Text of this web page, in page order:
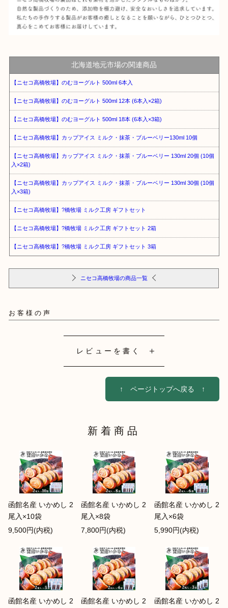
北海道地元市場の関連商品
【ニセコ高橋牧場】のむヨーグルト 500ml 6本入
【ニセコ高橋牧場】のむヨーグルト 500ml 12本 (6本入×2箱)
【ニセコ高橋牧場】のむヨーグルト 500ml 18本 (6本入×3箱)
【ニセコ高橋牧場】カップアイス ミルク・抹茶・ブルーベリー130ml 10個
【ニセコ高橋牧場】カップアイス ミルク・抹茶・ブルーベリー 130ml 20個 (10個
入×2箱)
【ニセコ高橋牧場】カップアイス ミルク・抹茶・ブルーベリー 130ml 30個 (10個
入×3箱)
【ニセコ高橋牧場】?橋牧場 ミルク工房 ギフトセット
【ニセコ高橋牧場】?橋牧場 ミルク工房 ギフトセット 2箱
【ニセコ高橋牧場】?橋牧場 ミルク工房 ギフトセット 3箱
ニセコ高橋牧場の商品一覧
お客様の声
レビューを書く
↑ ページトップへ戻る ↑
新着商品
函館名産 いかめし 2
尾入×10袋
9,500円(内税)
函館名産 いかめし 2
尾入×8袋
7,800円(内税)
函館名産 いかめし 2
尾入×6袋
5,990円(内税)
函館名産 いかめし 2
函館名産 いかめし 2
函館名産 いかめし 2